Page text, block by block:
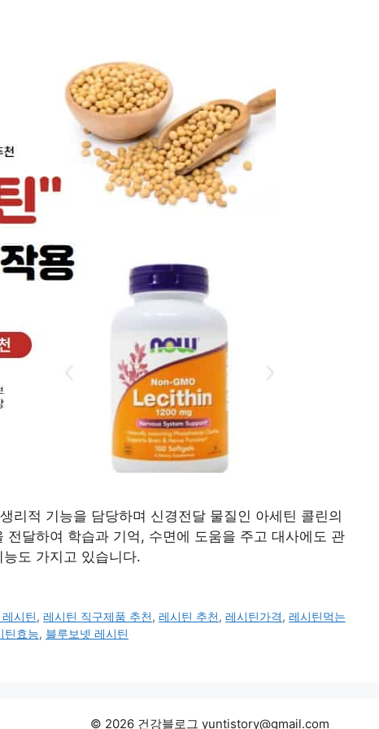
리적 기능을 담당하며 신경전달 물질인 아세틴 콜린의
달하여 학습과 기억, 수면에 도움을 주고 대사에도 관
도 가지고 있습니다.
시틴,레시틴 직구제품 추천,레시틴 추천,레시틴가격,레시틴먹는
틴효능, 블루보넷 레시틴
© 2026 건강블로그 yuntistory@gmail.com